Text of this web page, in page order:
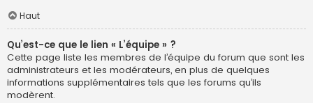
Haut
Qu’est-ce que le lien « L’équipe » ?
Cette page liste les membres de l’équipe du forum que sont les
administrateurs et les modérateurs, en plus de quelques
informations supplémentaires tels que les forums qu’ils
modèrent.